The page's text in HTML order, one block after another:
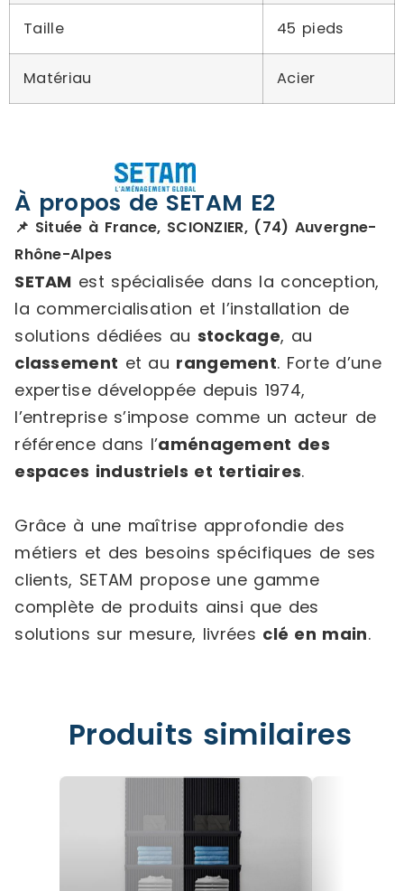
Taille 45 pieds
Matériau Acier
À propos de SETAM E2
📌 Située à France, SCIONZIER, (74) Auvergne-
Rhône-Alpes
SETAM est spécialisée dans la conception,
la commercialisation et l’installation de
solutions dédiées au stockage, au
classement et au rangement. Forte d’une
expertise développée depuis 1974,
l’entreprise s’impose comme un acteur de
référence dans l’aménagement des
espaces industriels et tertiaires.
Grâce à une maîtrise approfondie des
métiers et des besoins spécifiques de ses
clients, SETAM propose une gamme
complète de produits ainsi que des
solutions sur mesure, livrées clé en main.
Produits similaires